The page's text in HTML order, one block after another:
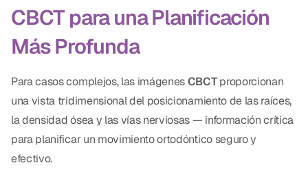
CBCT para una Planificación
Más Profunda
Para casos complejos, las imágenesCBCTproporcionan
una vista tridimensional del posicionamiento de las raíces,
la densidad ósea y las vías nerviosas — información crítica
para planificar un movimiento ortodóntico seguro y
efectivo.